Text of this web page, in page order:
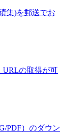
集)を郵送でお
URLの取得が可
PDF）のダウン